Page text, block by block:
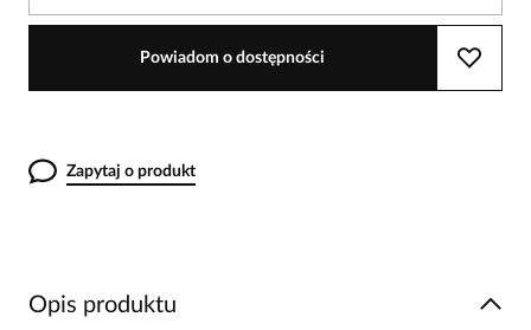
Powiadom o dostępności
Zapytaj o produkt
Opis produktu